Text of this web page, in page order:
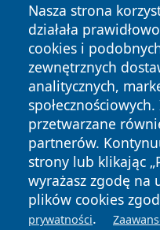
zaczyna wyglądać
Czy brzoza Doorenbos
tarasu?
Brzozy z natury mają
korzeniowy, który
powierzchnią gruntu,
domu czy tarasu nie
Doorenbos w tym
niż inne odmiany, ale i
miejsca. To drzewo,
Nasza strona
działała
cookies i
zewnętrznych
analitycznych,
przetwarzane
partnerów.
strony lub klikając
wyrażasz zgodę na
plików cookies
prywatności.